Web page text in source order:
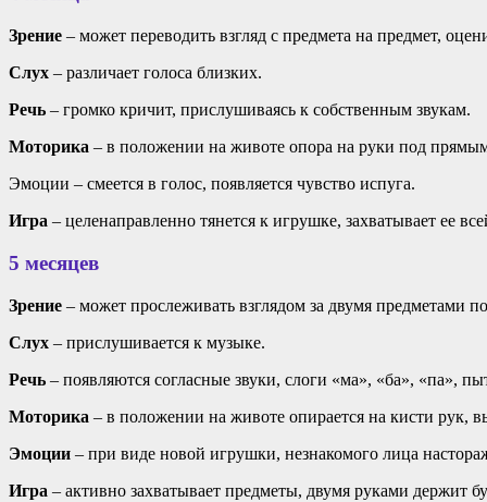
Зрение – может переводить взгляд с предмета на предмет,
Слух – различает голоса близких.
Речь – громко кричит, прислушиваясь к собственным звукам.
Моторика – в положении на животе опора на руки под прямым
Эмоции – смеется в голос, появляется чувство испуга.
Игра – целенаправленно тянется к игрушке, захватывает ее
5 месяцев
Зрение – может прослеживать взглядом за двумя предметами
Слух – прислушивается к музыке.
Речь – появляются согласные звуки, слоги «ма», «ба», «па»,
Моторика – в положении на животе опирается на кисти рук,
Эмоции – при виде новой игрушки, незнакомого лица
Игра – активно захватывает предметы, двумя руками держит